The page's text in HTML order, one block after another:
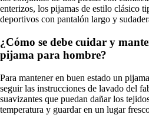
enterizos, los pijamas de estilo clásico
deportivos con pantalón largo y
¿Cómo se debe cuidar y
pijama para hombre?
Para mantener en buen estado un
seguir las instrucciones de lavado del
suavizantes que puedan dañar los
temperatura y guardar en un lugar